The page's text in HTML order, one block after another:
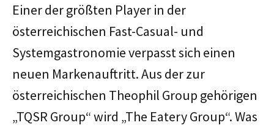
Einer der größten Player in der
österreichischen Fast-Casual- und
Systemgastronomie verpasst sich einen
neuen Markenauftritt. Aus der zur
österreichischen Theophil Group gehörigen
„TQSR Group“ wird „The Eatery Group“. Was